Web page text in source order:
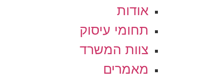
אודות
תחומי עיסוק
צוות המשרד
מאמרים